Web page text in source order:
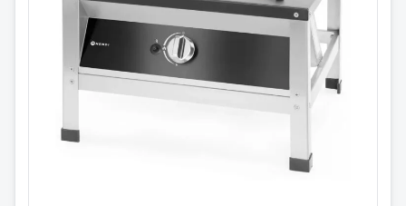
Gass Kokekrakk
10,8 kW / 147276